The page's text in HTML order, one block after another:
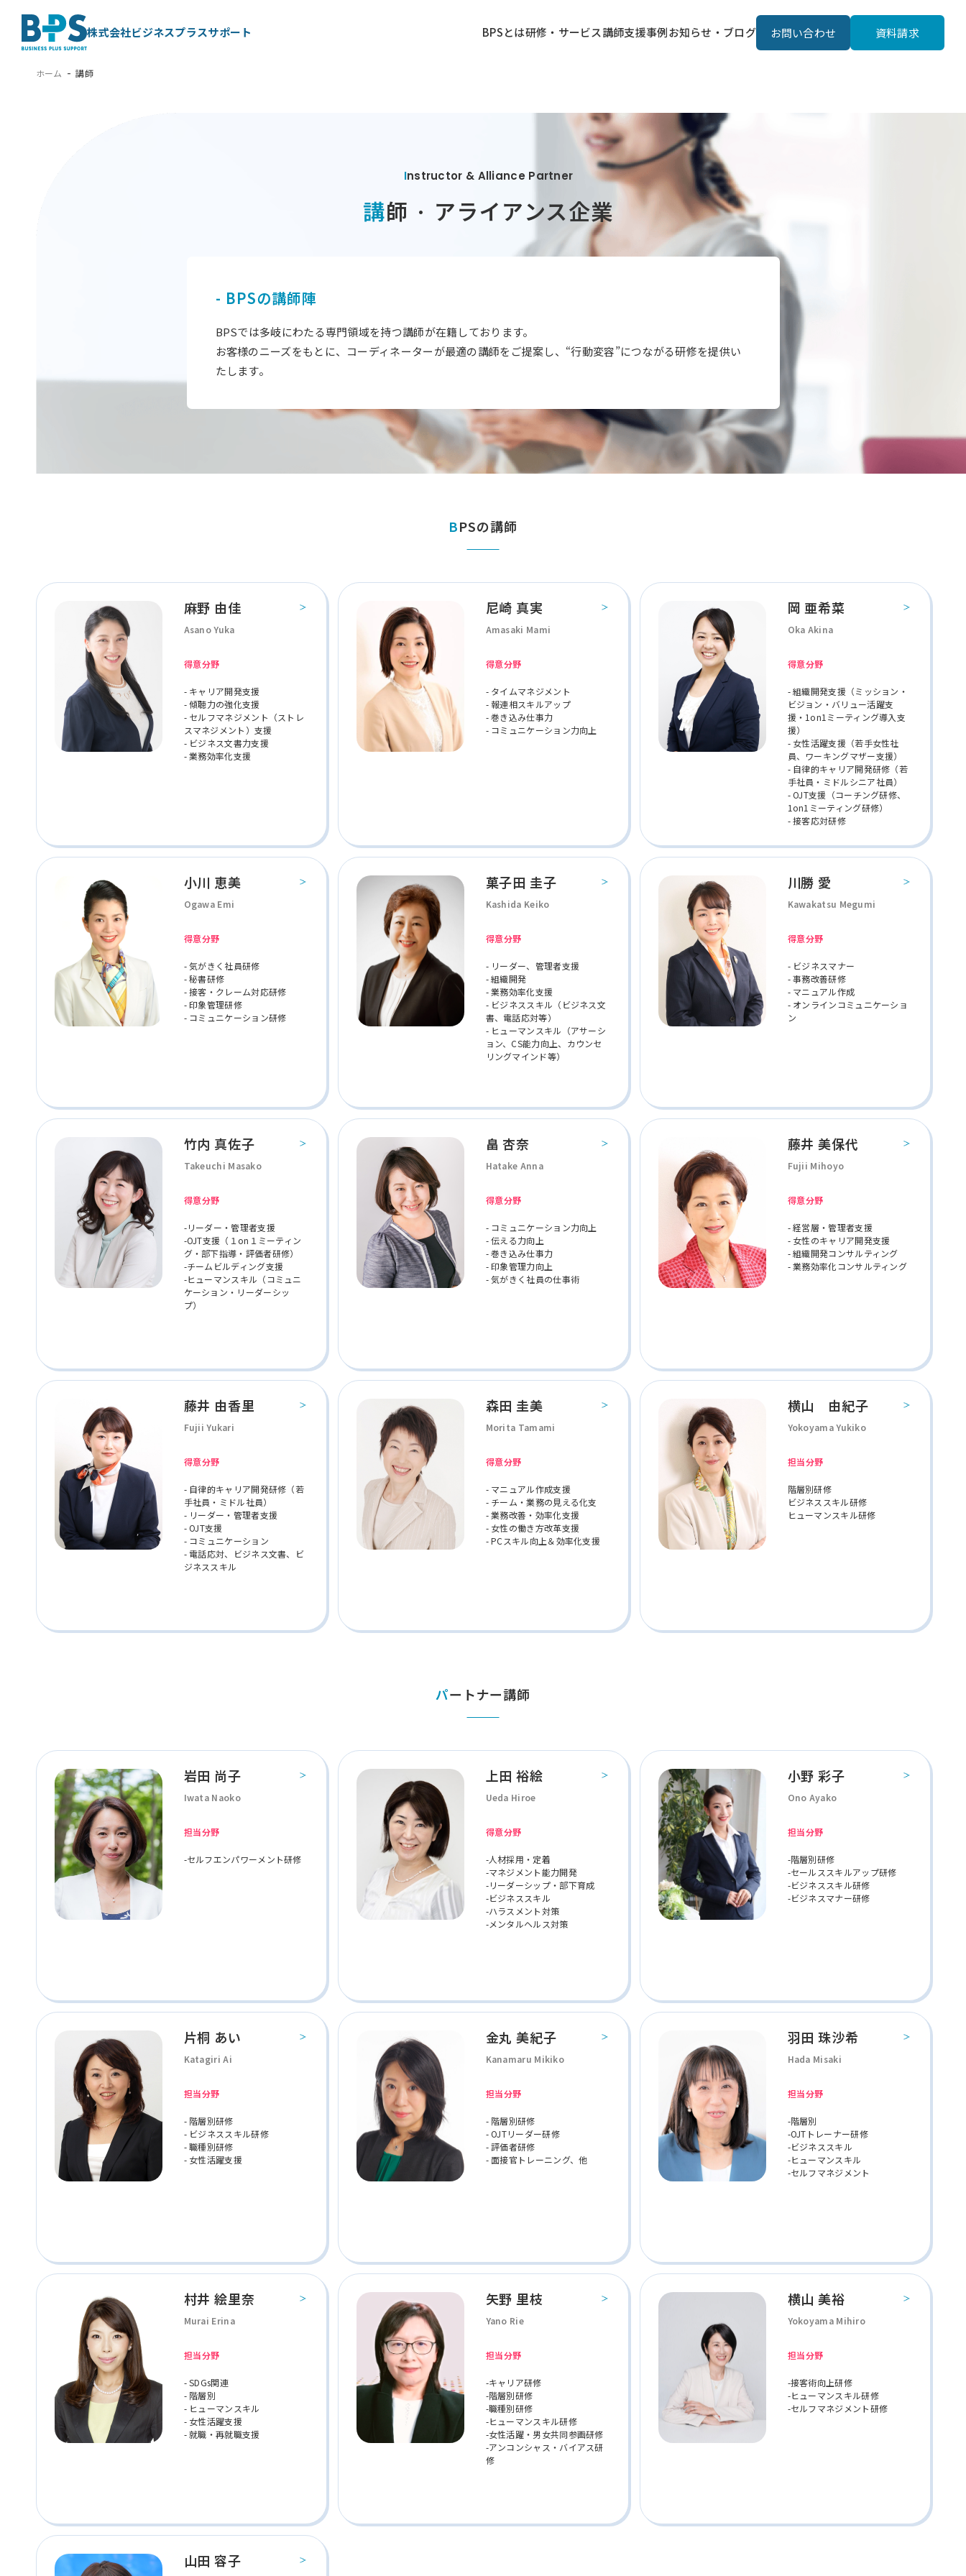
株式会社ビジネスプラスサポート BPSとは研修・サービス講師支援事例お知らせ・ブログ お問い合わせ 資料請求
ホーム 講師
Instructor & Alliance Partner
講師 · アライアンス企業
- BPSの講師陣
BPSでは多岐にわたる専門領域を持つ講師が在籍しております。
お客様のニーズをもとに、コーディネーターが最適の講師をご提案し、“行動変容”につながる研修を提供い
たします。
BPSの講師
麻野 由佳
Asano Yuka
得意分野
- キャリア開発支援
- 傾聴力の強化支援
- セルフマネジメント（ストレ
スマネジメント）支援
- ビジネス文書力支援
- 業務効率化支援
尼崎 真実
Amasaki Mami
得意分野
- タイムマネジメント
- 報連相スキルアップ
- 巻き込み仕事力
- コミュニケーション力向上
岡 亜希菜
Oka Akina
得意分野
- 組織開発支援（ミッション・
ビジョン・バリュー活躍支
援・1on1ミーティング導入支
援）
- 女性活躍支援（若手女性社
員、ワーキングマザー支援）
- 自律的キャリア開発研修（若
手社員・ミドルシニア社員）
- OJT支援（コーチング研修、
1on1ミーティング研修）
- 接客応対研修
小川 恵美
Ogawa Emi
得意分野
- 気がきく社員研修
- 秘書研修
- 接客・クレーム対応研修
- 印象管理研修
- コミュニケーション研修
菓子田 圭子
Kashida Keiko
得意分野
- リーダー、管理者支援
- 組織開発
- 業務効率化支援
- ビジネススキル（ビジネス文
書、電話応対等）
- ヒューマンスキル（アサーシ
ョン、CS能力向上、カウンセ
リングマインド等）
川勝 愛
Kawakatsu Megumi
得意分野
- ビジネスマナー
- 事務改善研修
- マニュアル作成
- オンラインコミュニケーショ
ン
竹内 真佐子
Takeuchi Masako
得意分野
-リーダー・管理者支援
-OJT支援（１on１ミーティン
グ・部下指導・評価者研修）
-チームビルディング支援
-ヒューマンスキル（コミュニ
ケーション・リーダーシッ
プ）
畠 杏奈
Hatake Anna
得意分野
- コミュニケーション力向上
- 伝える力向上
- 巻き込み仕事力
- 印象管理力向上
- 気がきく社員の仕事術
藤井 美保代
Fujii Mihoyo
得意分野
- 経営層・管理者支援
- 女性のキャリア開発支援
- 組織開発コンサルティング
- 業務効率化コンサルティング
藤井 由香里
Fujii Yukari
得意分野
- 自律的キャリア開発研修（若
手社員・ミドル社員）
- リーダー・管理者支援
- OJT支援
- コミュニケーション
- 電話応対、ビジネス文書、ビ
ジネススキル
森田 圭美
Morita Tamami
得意分野
- マニュアル作成支援
- チーム・業務の見える化支
- 業務改善・効率化支援
- 女性の働き方改革支援
- PCスキル向上＆効率化支援
横山 由紀子
Yokoyama Yukiko
担当分野
階層別研修
ビジネススキル研修
ヒューマンスキル研修
パートナー講師
岩田 尚子
Iwata Naoko
担当分野
-セルフエンパワーメント研修
上田 裕絵
Ueda Hiroe
得意分野
-人材採用・定着
-マネジメント能力開発
-リーダーシップ・部下育成
-ビジネススキル
-ハラスメント対策
-メンタルヘルス対策
小野 彩子
Ono Ayako
担当分野
-階層別研修
-セールススキルアップ研修
-ビジネススキル研修
-ビジネスマナー研修
片桐 あい
Katagiri Ai
担当分野
- 階層別研修
- ビジネススキル研修
- 職種別研修
- 女性活躍支援
金丸 美紀子
Kanamaru Mikiko
担当分野
- 階層別研修
- OJTリーダー研修
- 評価者研修
- 面接官トレーニング、他
羽田 珠沙希
Hada Misaki
担当分野
-階層別
-OJTトレーナー研修
-ビジネススキル
-ヒューマンスキル
-セルフマネジメント
村井 絵里奈
Murai Erina
担当分野
- SDGs関連
- 階層別
- ヒューマンスキル
- 女性活躍支援
- 就職・再就職支援
矢野 里枝
Yano Rie
担当分野
-キャリア研修
-階層別研修
-職種別研修
-ヒューマンスキル研修
-女性活躍・男女共同参画研修
-アンコンシャス・バイアス研
修
横山 美裕
Yokoyama Mihiro
担当分野
-接客術向上研修
-ヒューマンスキル研修
-セルフマネジメント研修
山田 容子